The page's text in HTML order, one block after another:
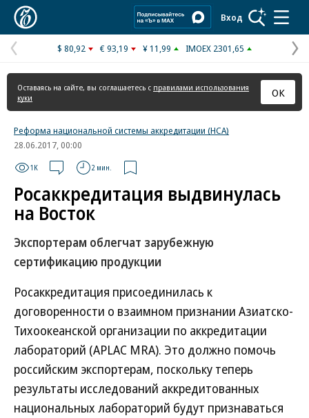
Вход
Предыдущая
страница
$ 80,92 € 93,19 ¥ 11,99 IMOEX 2301,65
Оставаясь на сайте, вы соглашаетесь с правилами использования
куки
ОК
Реформа национальной системы аккредитации (НСА)
28.06.2017, 00:00
1K 2 мин.
Росаккредитация выдвинулась
на Восток
Экспортерам облегчат зарубежную
сертификацию продукции
Росаккредитация присоединилась к
договоренности о взаимном признании Азиатско-
Тихоокеанской организации по аккредитации
лабораторий (APLAC MRA). Это должно помочь
российским экспортерам, поскольку теперь
результаты исследований аккредитованных
национальных лабораторий будут признаваться